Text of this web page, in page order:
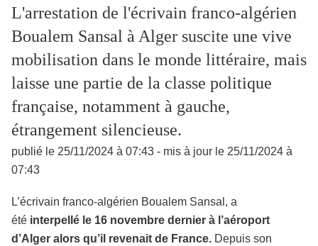
L'arrestation de l'écrivain franco-algérien
Boualem Sansal à Alger suscite une vive
mobilisation dans le monde littéraire, mais
laisse une partie de la classe politique
française, notamment à gauche,
étrangement silencieuse.
publié le 25/11/2024 à 07:43 - mis à jour le 25/11/2024 à
07:43
L’écrivain franco-algérien Boualem Sansal, a
été interpellé le 16 novembre dernier à l’aéroport
d’Alger alors qu’il revenait de France. Depuis son